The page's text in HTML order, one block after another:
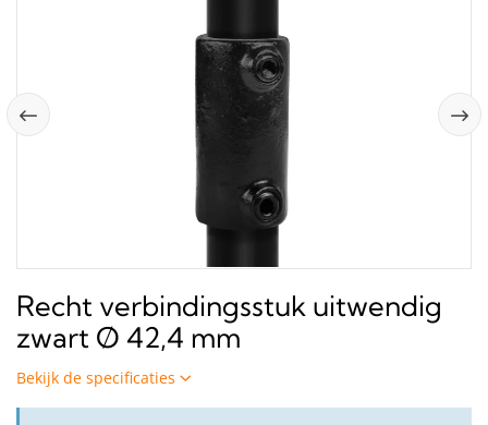
Recht verbindingsstuk uitwendig
zwart Ø 42,4 mm
Bekijk de specificaties